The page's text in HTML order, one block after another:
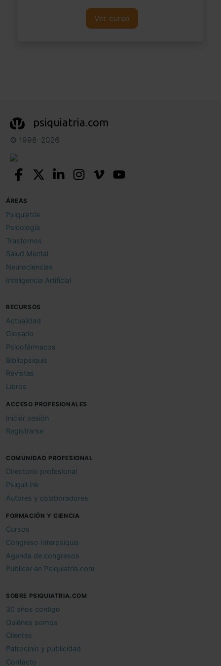
Ver curso
psiquiatria.com
© 1996–2026
ÁREAS
Psiquiatría
Psicología
Trastornos
Salud Mental
Neurociencias
Inteligencia Artificial
RECURSOS
Actualidad
Glosario
Psicofármacos
Bibliopsiquis
Revistas
Libros
ACCESO PROFESIONALES
Iniciar sesión
Registrarse
COMUNIDAD PROFESIONAL
Directorio profesional
PsiquiLink
Autores y colaboradores
FORMACIÓN Y CIENCIA
Cursos
Congreso Interpsiquis
Agenda de congresos
Publicar en Psiquiatria.com
SOBRE PSIQUIATRIA.COM
30 años contigo
Quiénes somos
Clientes
Patrocinio y publicidad
Contacto